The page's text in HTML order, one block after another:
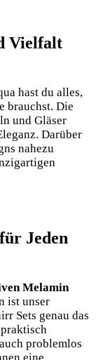
Vielfalt
hast du alles,
brauchst. Die
und Gläser
Darüber⁤
nahezu
⁣Jeden
Melamin
ist unser
Sets genau das
‍problemlos